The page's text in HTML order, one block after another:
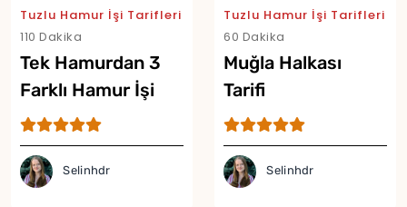
Tuzlu Hamur İşi Tarifleri
110 Dakika
Tek Hamurdan 3
Farklı Hamur İşi
Tarifi
Selinhdr
Tuzlu Hamur İşi Tarifleri
60 Dakika
Muğla Halkası
Tarifi
Selinhdr